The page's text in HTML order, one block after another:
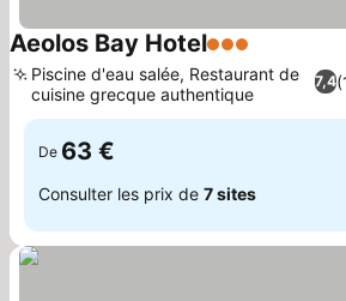
Aeolos Bay Hotel3 Étoiles
7,4
Piscine d'eau salée, Restaurant de
cuisine grecque authentique
De 63 €
Consulter les prix de 7 sites